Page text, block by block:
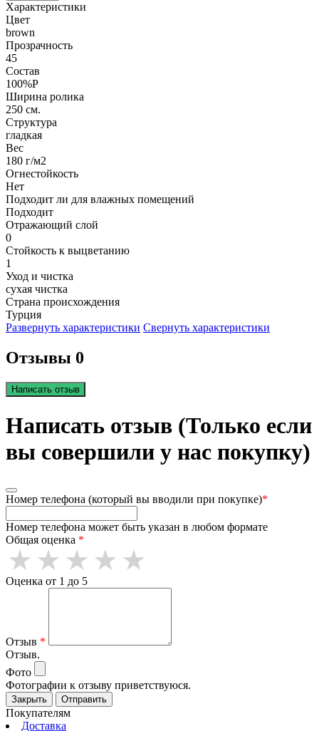
Характеристики
Цвет
brown
Прозрачность
45
Состав
100%P
Ширина ролика
250 см.
Структура
гладкая
Вес
180 г/м2
Огнестойкость
Нет
Подходит ли для влажных помещений
Подходит
Отражающий слой
0
Стойкость к выцветанию
1
Уход и чистка
сухая чистка
Страна происхождения
Турция
Развернуть характеристики Свернуть характеристики
Отзывы 0
Написать отзыв
Написать отзыв (Только если
вы совершили у нас покупку)
Номер телефона (который вы вводили при покупке)*
Номер телефона может быть указан в любом формате
Общая оценка *
Оценка от 1 до 5
Отзыв *
Отзыв.
Фото
Фотографии к отзыву приветствуюся.
Закрыть Отправить
Покупателям
Доставка